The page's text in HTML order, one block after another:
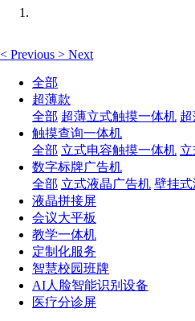
< Previous > Next
全部
超薄款
全部 超薄立式触摸一体机
触摸查询一体机
全部 立式电容触摸一体机
数字标牌广告机
全部 立式液晶广告机 壁挂
液晶拼接屏
会议大平板
教学一体机
定制化服务
智慧校园班牌
AI人脸智能识别设备
医疗分诊屏